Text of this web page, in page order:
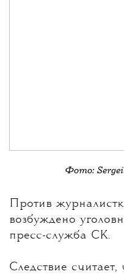
Фото:
Против
возбуждено
пресс-служба СК.
Следствие считает,